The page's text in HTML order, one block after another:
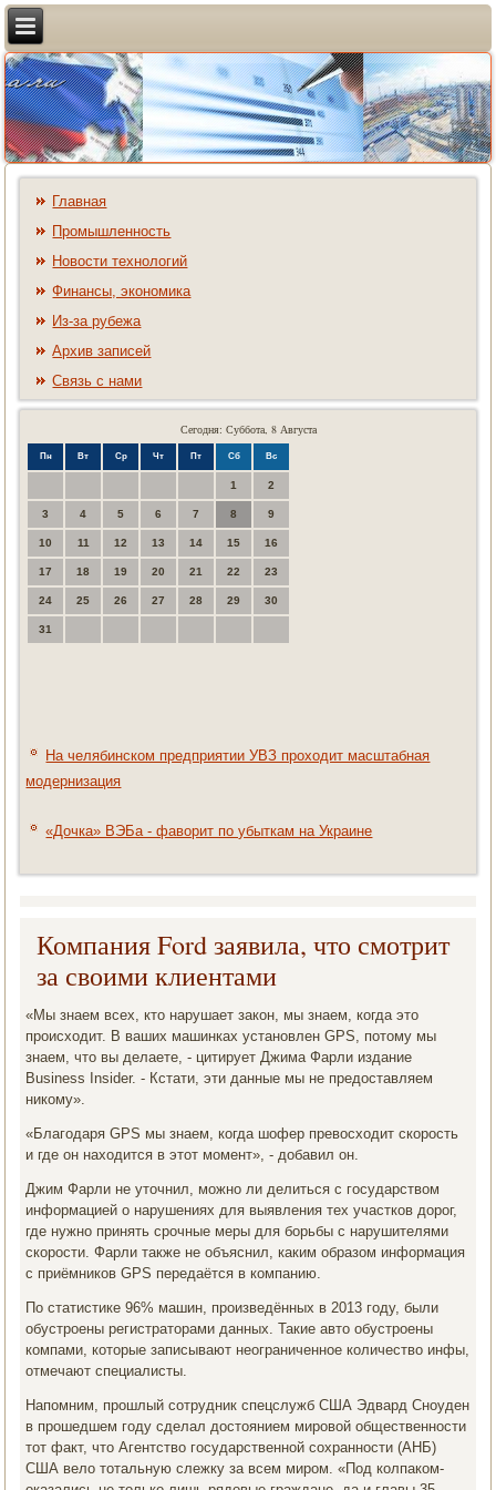
Главная
Промышленность
Новости технологий
Финансы, экономика
Из-за рубежа
Архив записей
Связь с нами
Сегодня: Суббота, 8 Августа
Пн Вт Ср Чт Пт Сб Вс
1 2
3 4 5 6 7 8 9
10 11 12 13 14 15 16
17 18 19 20 21 22 23
24 25 26 27 28 29 30
31
На челябинском предприятии УВЗ проходит масштабная
модернизация
«Дочка» ВЭБа - фаворит по убыткам на Украине
Компания Ford заявила, что смотрит
за своими клиентами
«Мы знаем всех, кто нарушает закон, мы знаем, когда это
происходит. В ваших машинках установлен GPS, потому мы
знаем, что вы делаете, - цитирует Джима Фарли издание
Business Insider. - Кстати, эти данные мы не предоставляем
никому».
«Благодаря GPS мы знаем, когда шофер превосходит скорость
и где он находится в этот момент», - добавил он.
Джим Фарли не уточнил, можно ли делиться с государством
информацией о нарушениях для выявления тех участков дорог,
где нужно принять срочные меры для борьбы с нарушителями
скорости. Фарли также не объяснил, каким образом информация
с приёмников GPS передаётся в компанию.
По статистике 96% машин, произведённых в 2013 году, были
обустроены регистраторами данных. Такие авто обустроены
компами, которые записывают неограниченное количество инфы,
отмечают специалисты.
Напомним, прошлый сотрудник спецслужб США Эдвард Сноуден
в прошедшем году сделал достоянием мировой общественности
тот факт, что Агентство государственной сохранности (АНБ)
США вело тотальную слежку за всем миром. «Под колпаком-